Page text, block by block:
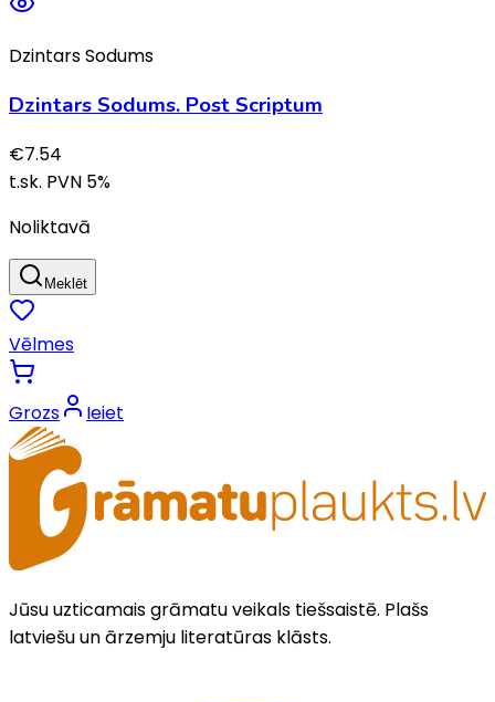
Dzintars Sodums
Dzintars Sodums. Post Scriptum
€7.54
t.sk. PVN 5%
Noliktavā
Meklēt
Vēlmes
Grozs Ieiet
Jūsu uzticamais grāmatu veikals tiešsaistē. Plašs
latviešu un ārzemju literatūras klāsts.